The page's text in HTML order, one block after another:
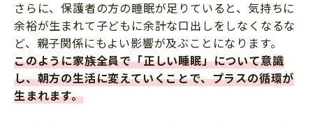
さらに、保護者の方の睡眠が足りていると、気持ちに
余裕が生まれて子どもに余計な口出しをしなくなるな
ど、親子関係にもよい影響が及ぶことになります。
このように家族全員で「正しい睡眠」について意識
し、朝方の生活に変えていくことで、プラスの循環が
生まれます。